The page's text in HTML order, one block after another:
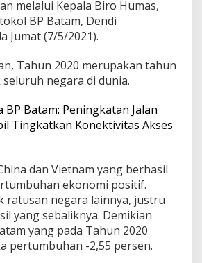
e
s
t
a
i
d
B
a
T
a
h
u
n
2
0
melalui Kepala Biro Humas,
BP Batam, Dendi
Jumat (7/5/2021).
Tahun 2020 merupakan tahun
negara di dunia.
BP Batam: Peningkatan Jalan
Tingkatkan Konektivitas Akses
dan Vietnam yang berhasil
ekonomi positif.
ratusan negara lainnya, justru
yang sebaliknya. Demikian
yang pada Tahun 2020
pertumbuhan -2,55 persen.